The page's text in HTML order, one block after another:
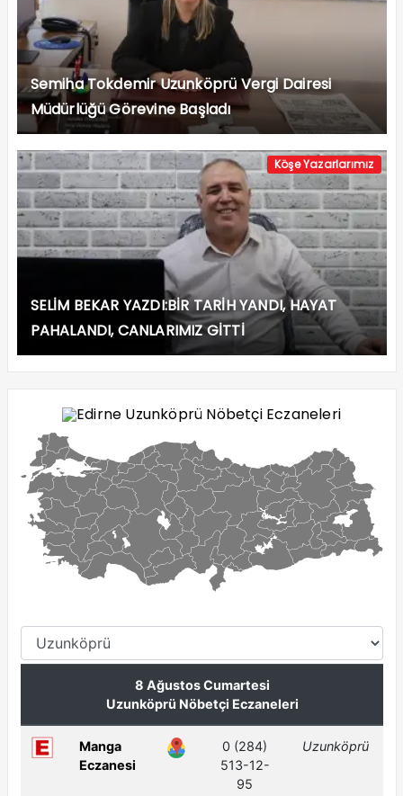
Semiha Tokdemir Uzunköprü Vergi Dairesi
Müdürlüğü Görevine Başladı
Köşe Yazarlarımız
SELİM BEKAR YAZDI:BİR TARİH YANDI, HAYAT
PAHALANDI, CANLARIMIZ GİTTİ